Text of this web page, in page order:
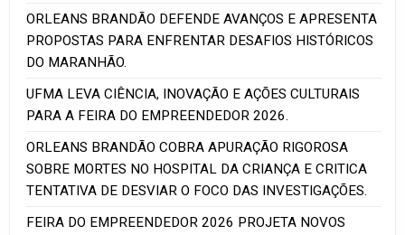
ORLEANS BRANDÃO DEFENDE AVANÇOS E APRESENTA
PROPOSTAS PARA ENFRENTAR DESAFIOS HISTÓRICOS
DO MARANHÃO.
UFMA LEVA CIÊNCIA, INOVAÇÃO E AÇÕES CULTURAIS
PARA A FEIRA DO EMPREENDEDOR 2026.
ORLEANS BRANDÃO COBRA APURAÇÃO RIGOROSA
SOBRE MORTES NO HOSPITAL DA CRIANÇA E CRITICA
TENTATIVA DE DESVIAR O FOCO DAS INVESTIGAÇÕES.
FEIRA DO EMPREENDEDOR 2026 PROJETA NOVOS